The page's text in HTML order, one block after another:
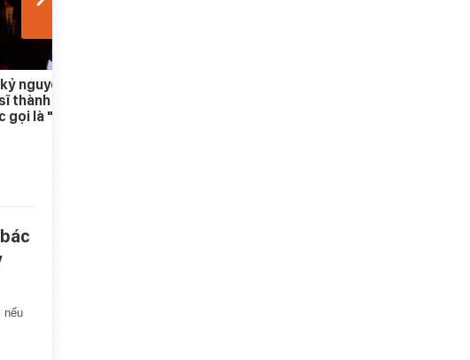
nguyên mới của
thành hiện tượng
là "Anh Hai" gần
nếu